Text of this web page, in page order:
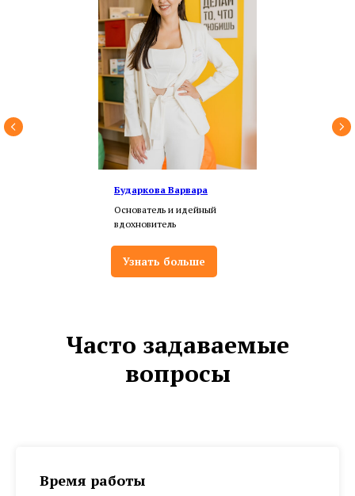
Бударкова Варвара
Основатель и идейный
вдохновитель
Узнать больше
Часто задаваемые
вопросы
Время работы